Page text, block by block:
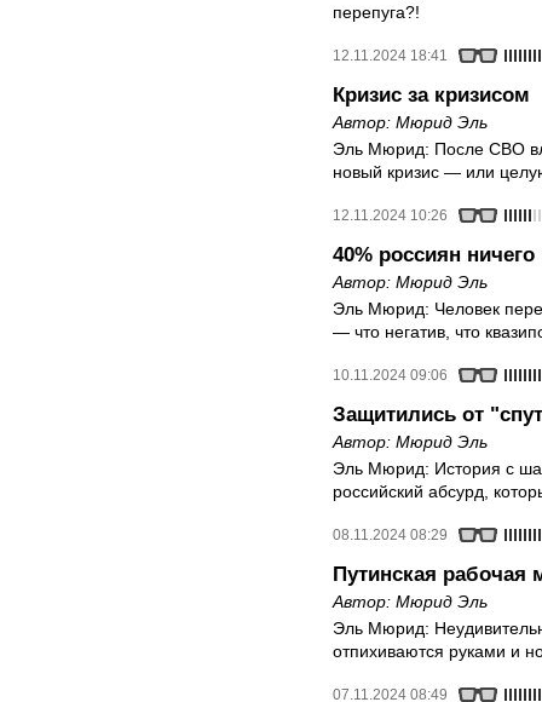
перепуга?!
12.11.2024 18:41
Кризис за кризисом
Автор: Мюрид Эль
Эль Мюрид: После СВО
новый кризис — или
12.11.2024 10:26
40% россиян
Автор: Мюрид Эль
Эль Мюрид: Человек
— что негатив, что
10.11.2024 09:06
Защитились от
Автор: Мюрид Эль
Эль Мюрид: История с
российский абсурд,
08.11.2024 08:29
Путинская рабочая
Автор: Мюрид Эль
Эль Мюрид:
отпихиваются руками и
07.11.2024 08:49